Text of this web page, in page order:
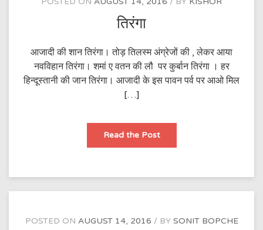
तिरंगा
आजादी की शान तिरंगा। तोड़ तिलस्म अंग्रेजों की , लेकर आया
नवविहान तिरंगा। शमां ए वतन की लौ पर कुर्बान तिरंगा । हर
हिन्दूस्तानी की जान तिरंगा। आजादी के इस पावन पर्व पर आओ मिल
[…]
Read the Postतिरंगा
POSTED ON AUGUST 14, 2016 BY SONIT BOPCHE